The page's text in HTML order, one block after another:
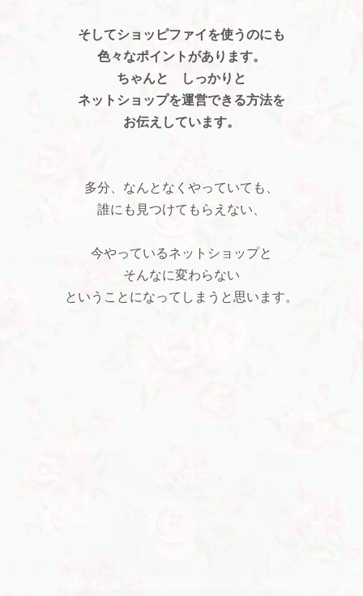
そしてショッピファイを使うのにも
色々なポイントがあります。
ちゃんと しっかりと
ネットショップを運営できる方法を
お伝えしています。
多分、なんとなくやっていても、
誰にも見つけてもらえない、
今やっているネットショップと
そんなに変わらない
ということになってしまうと思います。